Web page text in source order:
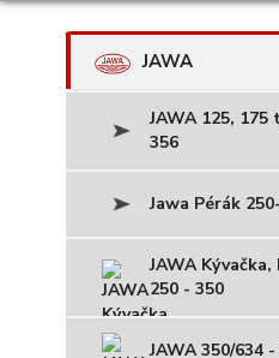
JAWA
JAWA 125, 175
356
Jawa Pérák
JAWA Kývačka,
250 - 350
JAWA 350/634